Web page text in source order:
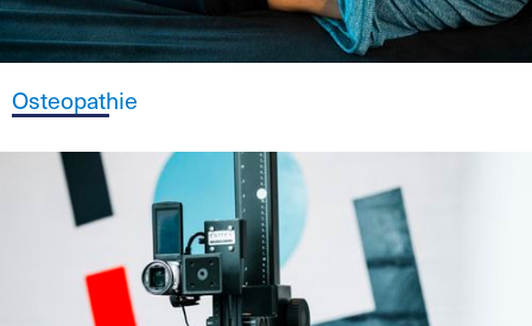
Osteopathie